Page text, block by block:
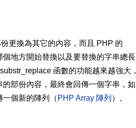
更換為其它的內容，而且 PHP 的
地方開始替換以及要替換的字串總長
函數的功能越來越強大，
部份內容，最終會回傳一個字串，如
個新的陣列（ PHP Array 陣列 ）。